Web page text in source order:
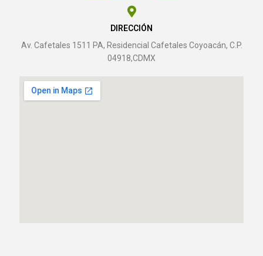
DIRECCIÓN
Av. Cafetales 1511 PA, Residencial Cafetales Coyoacán, C.P.
04918,CDMX